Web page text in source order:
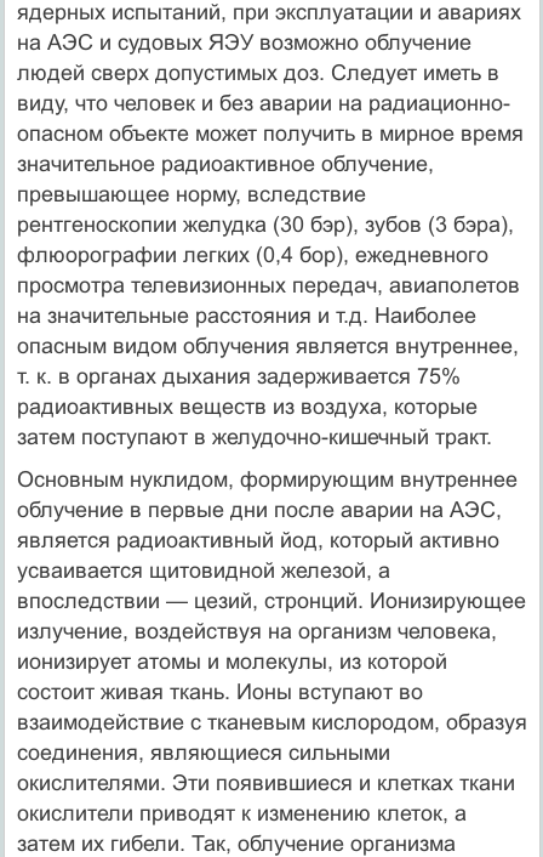
ядерных испытаний, при эксплуатации и авариях
на АЭС и судовых ЯЭУ возможно облучение
людей сверх допустимых доз. Следует иметь в
виду, что человек и без аварии на радиационно-
опасном объекте может получить в мирное время
значительное радиоактивное облучение,
превышающее норму, вследствие
рентгеноскопии желудка (30 бэр), зубов (3 бэра),
флюорографии легких (0,4 бор), ежедневного
просмотра телевизионных передач, авиаполетов
на значительные расстояния и т.д. Наиболее
опасным видом облучения является внутреннее,
т. к. в органах дыхания задерживается 75%
радиоактивных веществ из воздуха, которые
затем поступают в желудочно-кишечный тракт.
Основным нуклидом, формирующим внутреннее
облучение в первые дни после аварии на АЭС,
является радиоактивный йод, который активно
усваивается щитовидной железой, а
впоследствии — цезий, стронций. Ионизирующее
излучение, воздействуя на организм человека,
ионизирует атомы и молекулы, из которой
состоит живая ткань. Ионы вступают во
взаимодействие с тканевым кислородом, образуя
соединения, являющиеся сильными
окислителями. Эти появившиеся и клетках ткани
окислители приводят к изменению клеток, а
затем их гибели. Так, облучение организма